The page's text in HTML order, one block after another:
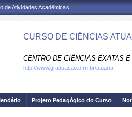
de Atividades Acadêmicas
CURSO DE CIÊNCIAS
CENTRO DE CIÊNCIAS EXATAS
http://www.graduacao.ufrn.br/atuaria
Projeto Pedagógico do Curso